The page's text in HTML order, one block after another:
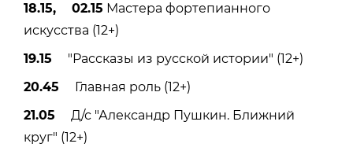
18.15, 02.15 Мастера фортепианного
искусства (12+)
19.15 "Рассказы из русской истории" (12+)
20.45 Главная роль (12+)
21.05 Д/с "Александр Пушкин. Ближний
круг" (12+)